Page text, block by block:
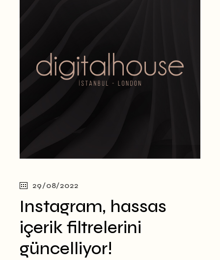
29/08/2022
Instagram, hassas
içerik filtrelerini
güncelliyor!